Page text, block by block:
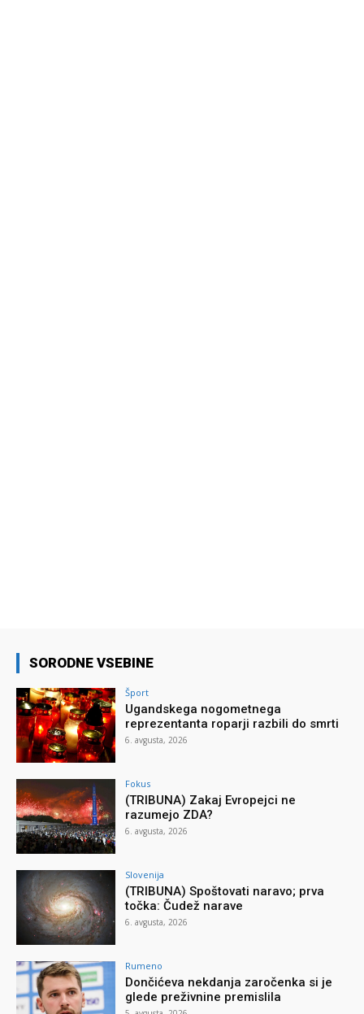
SORODNE VSEBINE
Šport
Ugandskega nogometnega
reprezentanta roparji razbili do smrti
6. avgusta, 2026
Fokus
(TRIBUNA) Zakaj Evropejci ne
razumejo ZDA?
6. avgusta, 2026
Slovenija
(TRIBUNA) Spoštovati naravo; prva
točka: Čudež narave
6. avgusta, 2026
Rumeno
Dončićeva nekdanja zaročenka si je
glede preživnine premislila